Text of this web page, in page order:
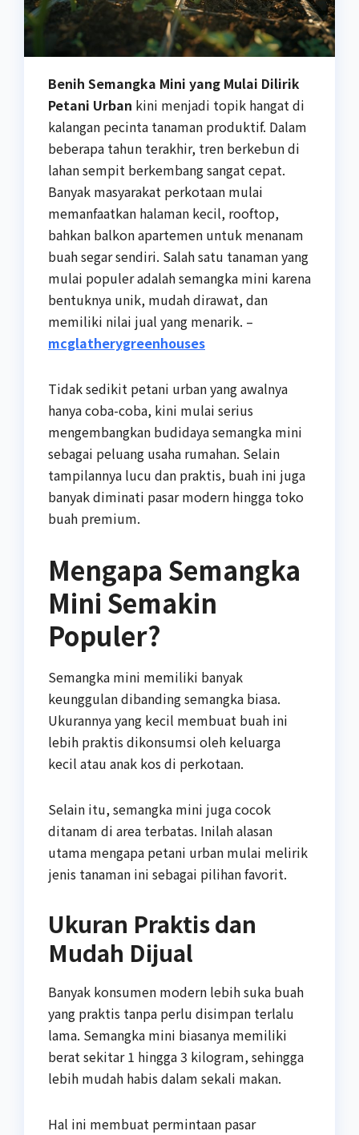
Benih Semangka Mini yang Mulai Dilirik
Petani Urban kini menjadi topik hangat di
kalangan pecinta tanaman produktif. Dalam
beberapa tahun terakhir, tren berkebun di
lahan sempit berkembang sangat cepat.
Banyak masyarakat perkotaan mulai
memanfaatkan halaman kecil, rooftop,
bahkan balkon apartemen untuk menanam
buah segar sendiri. Salah satu tanaman yang
mulai populer adalah semangka mini karena
bentuknya unik, mudah dirawat, dan
memiliki nilai jual yang menarik. –
mcglatherygreenhouses
Tidak sedikit petani urban yang awalnya
hanya coba-coba, kini mulai serius
mengembangkan budidaya semangka mini
sebagai peluang usaha rumahan. Selain
tampilannya lucu dan praktis, buah ini juga
banyak diminati pasar modern hingga toko
buah premium.
Mengapa Semangka
Mini Semakin
Populer?
Semangka mini memiliki banyak
keunggulan dibanding semangka biasa.
Ukurannya yang kecil membuat buah ini
lebih praktis dikonsumsi oleh keluarga
kecil atau anak kos di perkotaan.
Selain itu, semangka mini juga cocok
ditanam di area terbatas. Inilah alasan
utama mengapa petani urban mulai melirik
jenis tanaman ini sebagai pilihan favorit.
Ukuran Praktis dan
Mudah Dijual
Banyak konsumen modern lebih suka buah
yang praktis tanpa perlu disimpan terlalu
lama. Semangka mini biasanya memiliki
berat sekitar 1 hingga 3 kilogram, sehingga
lebih mudah habis dalam sekali makan.
Hal ini membuat permintaan pasar